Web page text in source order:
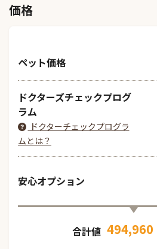
価格
ペット価格
ドクターズチェックプログ
ラム
ドクターチェックプログラ
ムとは？
安心オプション
合計値 494,960